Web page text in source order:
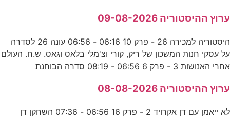
ערוץ ההיסטוריה 09-08-2026
היסטוריה למכירה 26 - פרק 10 06:16 - 06:56 עונה 26 לסדרה
על עסקי חנות המשכון של ריק, קורי וצ'מלי בלאס וגאס. ש.ח. העולם
אחרי האנושות 3 - פרק 6 06:56 - 08:19 סדרה הבוחנת
ערוץ ההיסטוריה 08-08-2026
לא ייאמן עם דן אקרויד 2 - פרק 16 06:56 - 07:36 השחקן דן